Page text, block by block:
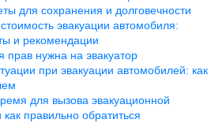
для сохранения и долговечности
эвакуации автомобиля:
и рекомендации
прав нужна на эвакуатор
при эвакуации автомобилей: как
для вызова эвакуационной
правильно обратиться